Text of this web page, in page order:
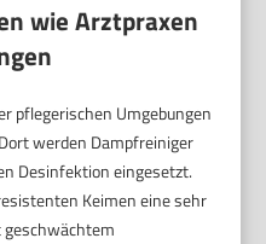
wie Arztpraxen
pflegerischen Umgebungen
werden Dampfreiniger
Desinfektion eingesetzt.
Keimen eine sehr